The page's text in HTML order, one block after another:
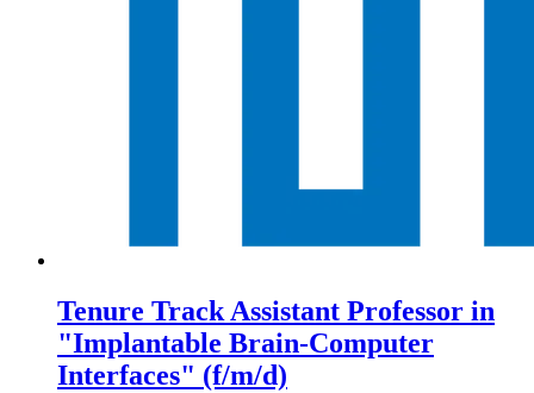
Tenure Track Assistant Professor in
"Implantable Brain-Computer
Interfaces" (f/m/d)